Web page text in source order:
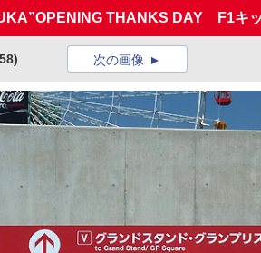
THANKS DAY F1キ
次の画像